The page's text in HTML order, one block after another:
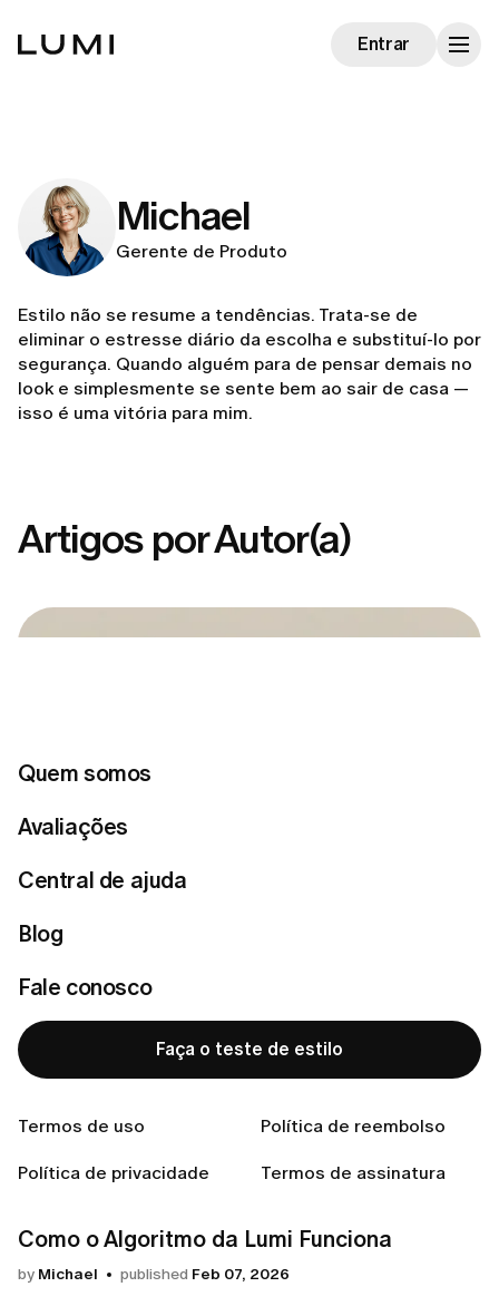
Quem somos
Avaliações
Central de ajuda
Blog
Fale conosco
Faça o teste de estilo
Termos de uso Política de reembolso
Política de privacidade Termos de assinatura
Entrar
Michael
Gerente de Produto
Estilo não se resume a tendências. Trata-se de
eliminar o estresse diário da escolha e substituí-lo por
segurança. Quando alguém para de pensar demais no
look e simplesmente se sente bem ao sair de casa —
isso é uma vitória para mim.
Artigos por Autor(a)
Como a LUMI funciona
Como o Algoritmo da Lumi Funciona
by Michael published Feb 07, 2026